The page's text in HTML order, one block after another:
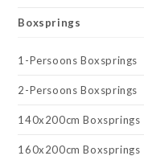
Boxsprings
1-Persoons Boxsprings
2-Persoons Boxsprings
140x200cm Boxsprings
160x200cm Boxsprings